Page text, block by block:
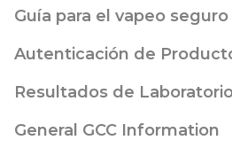
Guía para el vapeo seguro
Autenticación de
Resultados de
General GCC Information